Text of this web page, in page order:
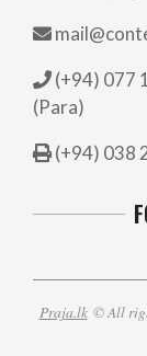
(+94) 077
(Para)
(+94) 038
Praja.lk© All